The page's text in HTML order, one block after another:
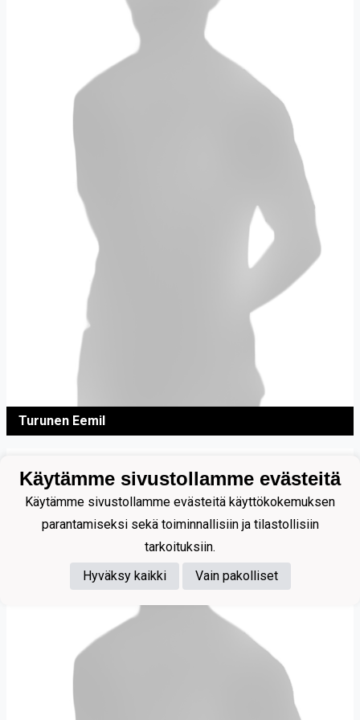
Turunen Eemil
Käytämme sivustollamme evästeitä
Käytämme sivustollamme evästeitä käyttökokemuksen
parantamiseksi sekä toiminnallisiin ja tilastollisiin
tarkoituksiin.
Hyväksy kaikki
Vain pakolliset